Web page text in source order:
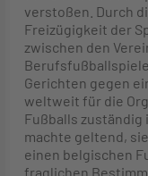
verstoßen. Durch
Freizügigkeit der
zwischen den
Gerichten gegen
weltweit für die
Fußballs
machte geltend,
einen belgischen
fraglichen